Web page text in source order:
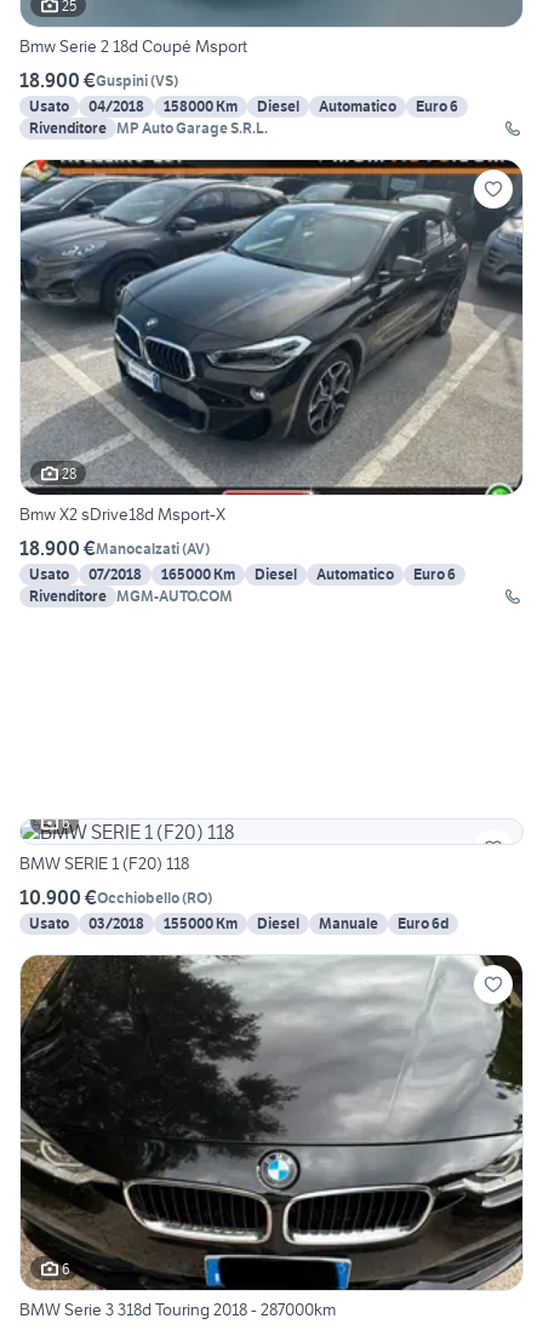
25
Bmw Serie 2 18d Coupé Msport
18.900 €Guspini(VS)
Usato
04/2018 158000 Km Diesel Automatico
Euro 6
Rivenditore MP Auto Garage S.R.L.
28
Bmw X2 sDrive18d Msport-X
18.900 €Manocalzati(AV)
Usato
07/2018 165000 Km Diesel Automatico
Euro 6
Rivenditore MGM-AUTO.COM
6
BMW SERIE 1 (F20) 118
10.900 €Occhiobello(RO)
Usato
03/2018 155000 Km Diesel Manuale Euro 6d
6
BMW Serie 3 318d Touring 2018 - 287000km